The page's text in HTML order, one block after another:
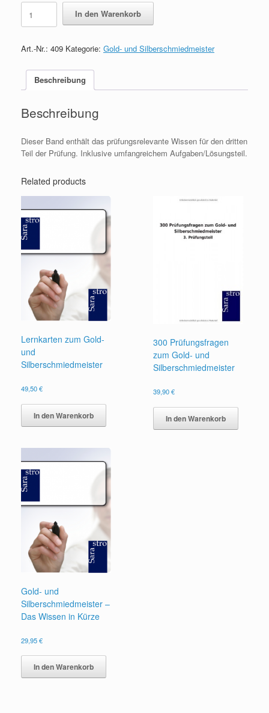
Gold-
und
Silberschmiedmeister
Das
Wissen
quantity
In den Warenkorb
Art.-Nr.: 409 Kategorie: Gold- und Silberschmiedmeister
Beschreibung
Beschreibung
Dieser Band enthält das prüfungsrelevante Wissen für den dritten
Teil der Prüfung. Inklusive umfangreichem Aufgaben/Lösungsteil.
Related products
Lernkarten zum Gold-
und
Silberschmiedmeister
49,50€
In den Warenkorb
300 Prüfungsfragen
zum Gold- und
Silberschmiedmeister
39,90€
In den Warenkorb
Gold- und
Silberschmiedmeister –
Das Wissen in Kürze
29,95€
In den Warenkorb